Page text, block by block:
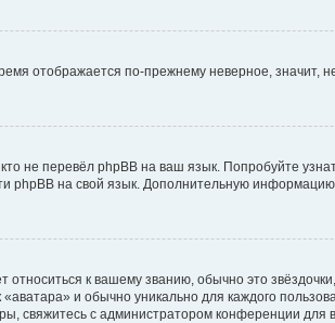
отображается по-прежнему неверное,
не перевёл phpBB на ваш язык. Попробуйте
phpBB на свой язык. Дополнительную
к вашему званию, обычно это
и обычно уникально для каждого
свяжитесь с администратором конференции для